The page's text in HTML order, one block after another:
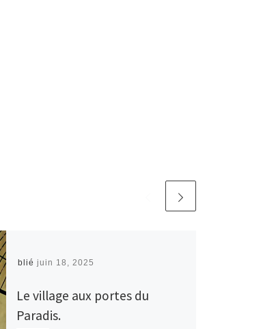
Publié juin 18, 2025
Le village aux portes du
Paradis.